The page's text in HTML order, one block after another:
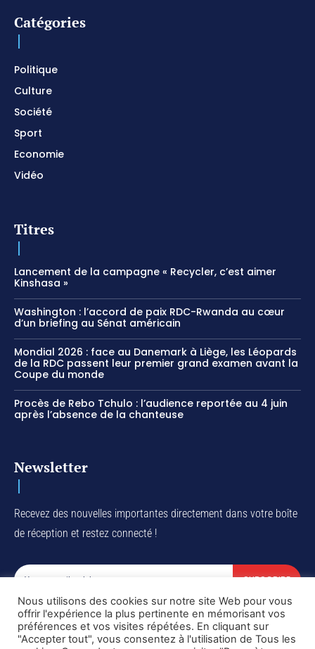
Catégories
Politique
Culture
Société
Sport
Economie
Vidéo
Titres
Lancement de la campagne « Recycler, c’est aimer
Kinshasa »
Washington : l’accord de paix RDC-Rwanda au cœur
d’un briefing au Sénat américain
Mondial 2026 : face au Danemark à Liège, les Léopards
de la RDC passent leur premier grand examen avant la
Coupe du monde
Procès de Rebo Tchulo : l’audience reportée au 4 juin
après l’absence de la chanteuse
Newsletter
Recevez des nouvelles importantes directement dans votre boîte
de réception et restez connecté !
SUBSCRIBE
I've read and accept thePrivacy Policy.
Nous utilisons des cookies sur notre site Web pour vous
offrir l'expérience la plus pertinente en mémorisant vos
préférences et vos visites répétées. En cliquant sur
"Accepter tout", vous consentez à l'utilisation de Tous les